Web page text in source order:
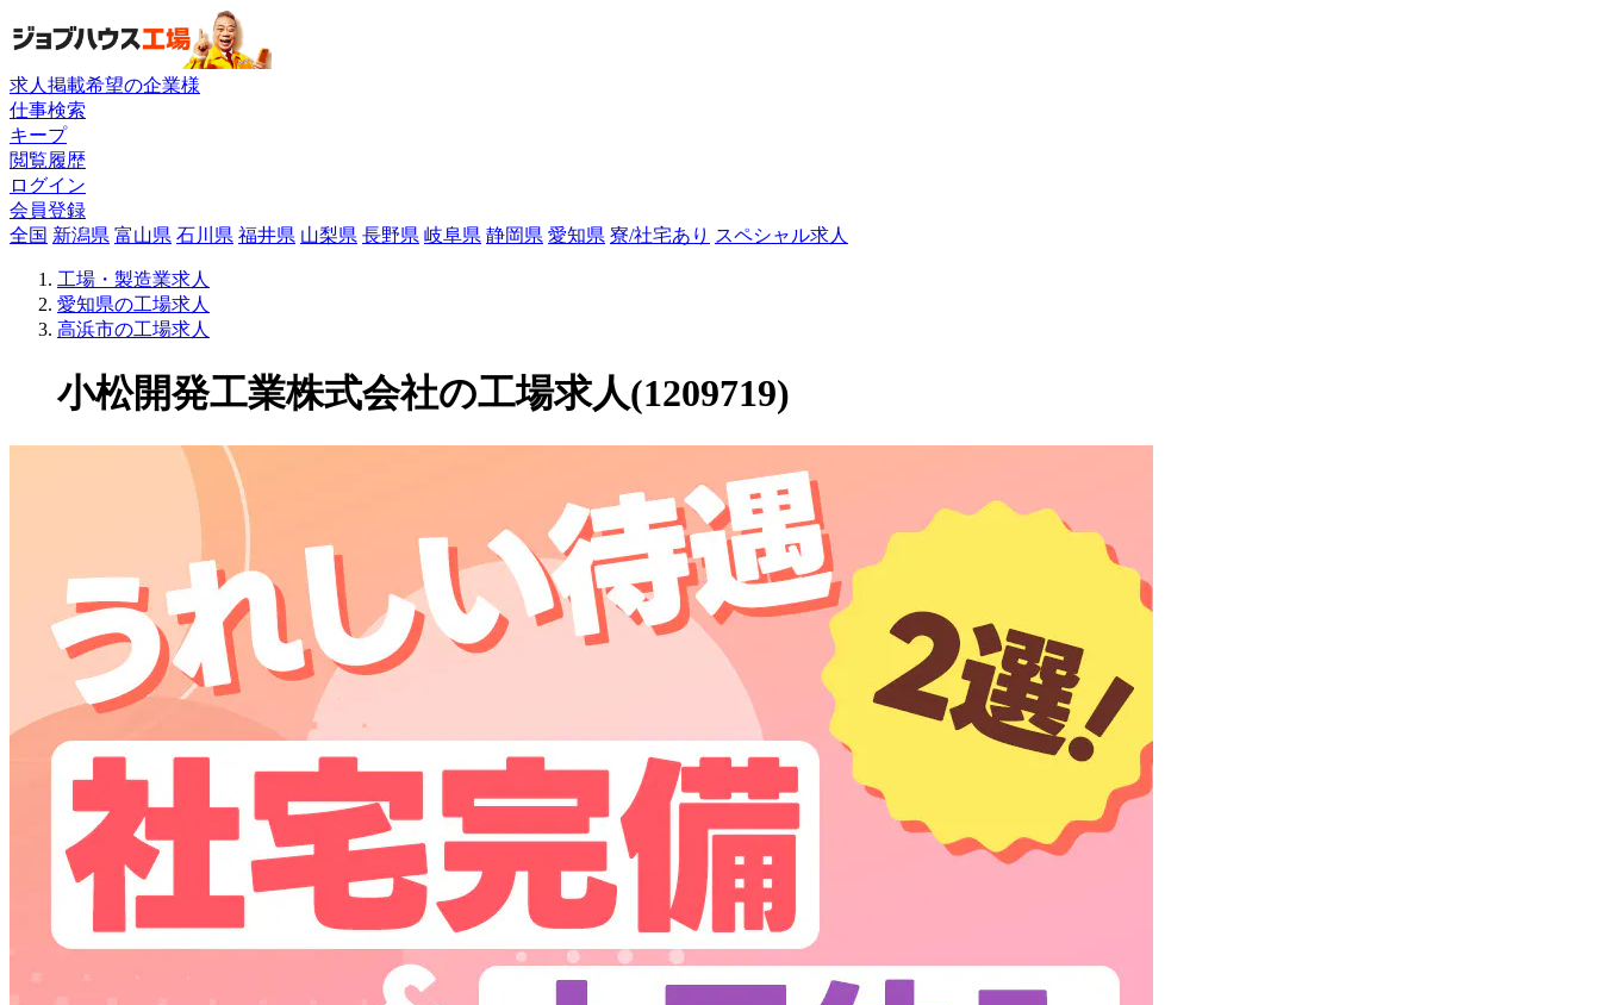
求人掲載希望の企業様
仕事検索
キープ
閲覧履歴
ログイン
会員登録
全国 新潟県 富山県 石川県 福井県 山梨県 長野県 岐阜県 静岡県 愛知県 寮/社宅あり スペシャル求人
工場・製造業求人
愛知県の工場求人
高浜市の工場求人
小松開発工業株式会社の工場求人(1209719)